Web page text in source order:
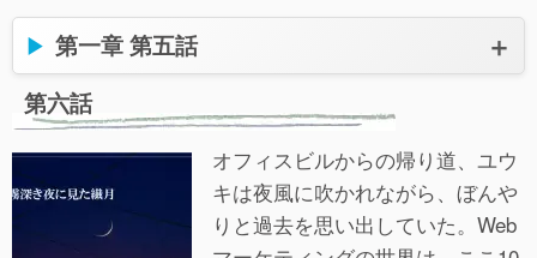
第一章 第五話
第六話
オフィスビルからの帰り道、ユウ
キは夜風に吹かれながら、ぼんや
りと過去を思い出していた。Web